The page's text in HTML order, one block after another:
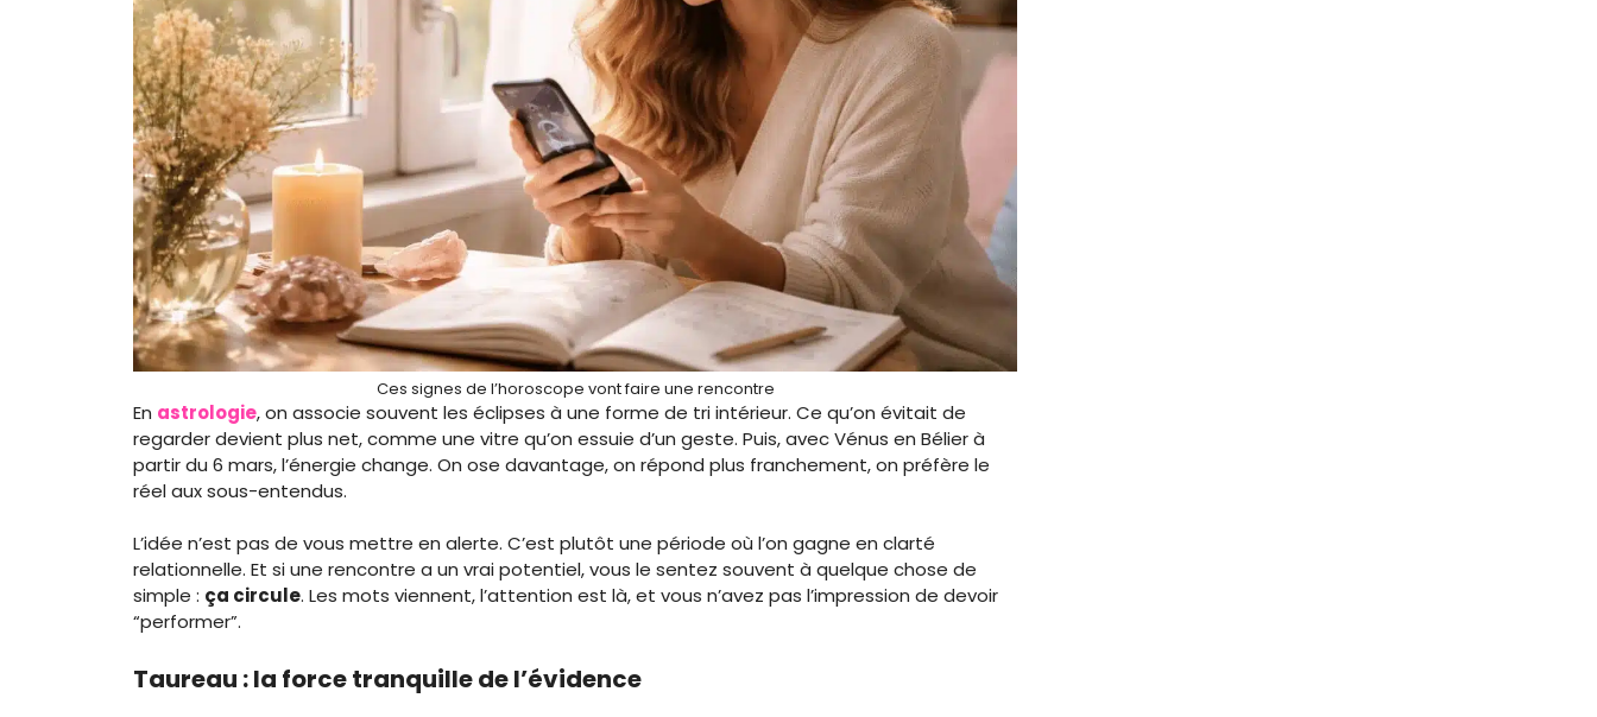
Ces signes de l’horoscope vont faire une rencontre
En astrologie, on associe souvent les éclipses à une forme de tri intérieur. Ce qu’on évitait de
regarder devient plus net, comme une vitre qu’on essuie d’un geste. Puis, avec Vénus en Bélier à
partir du 6 mars, l’énergie change. On ose davantage, on répond plus franchement, on préfère le
réel aux sous-entendus.
L’idée n’est pas de vous mettre en alerte. C’est plutôt une période où l’on gagne en clarté
relationnelle. Et si une rencontre a un vrai potentiel, vous le sentez souvent à quelque chose de
simple : ça circule. Les mots viennent, l’attention est là, et vous n’avez pas l’impression de devoir
“performer”.
Taureau : la force tranquille de l’évidence